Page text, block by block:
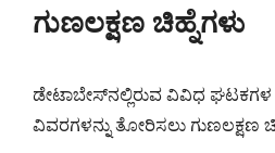
ಗುಣಲಕ್ಷಣ ಚಿಹ್ನೆಗಳು
ಡೇಟಾಬೇಸ್‌ನಲ್ಲಿರುವ ವಿವಿಧ ಘಟಕಗಳ
ವಿವರಗಳನ್ನು ತೋರಿಸಲು ಗುಣಲಕ್ಷಣ